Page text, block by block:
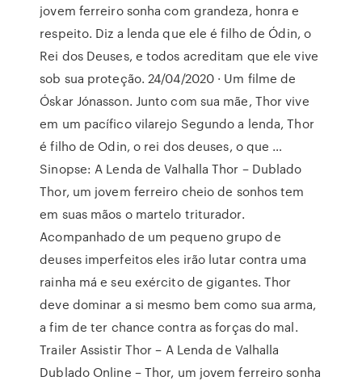
jovem ferreiro sonha com grandeza, honra e
respeito. Diz a lenda que ele é filho de Ódin, o
Rei dos Deuses, e todos acreditam que ele vive
sob sua proteção. 24/04/2020 · Um filme de
Óskar Jónasson. Junto com sua mãe, Thor vive
em um pacífico vilarejo Segundo a lenda, Thor
é filho de Odin, o rei dos deuses, o que …
Sinopse: A Lenda de Valhalla Thor – Dublado
Thor, um jovem ferreiro cheio de sonhos tem
em suas mãos o martelo triturador.
Acompanhado de um pequeno grupo de
deuses imperfeitos eles irão lutar contra uma
rainha má e seu exército de gigantes. Thor
deve dominar a si mesmo bem como sua arma,
a fim de ter chance contra as forças do mal.
Trailer Assistir Thor – A Lenda de Valhalla
Dublado Online – Thor, um jovem ferreiro sonha